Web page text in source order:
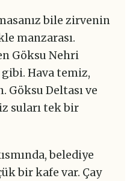
bile zirvenin
manzarası.
Göksu Nehri
Hava temiz,
Göksu Deltası ve
suları tek bir
belediye
bir kafe var. Çay